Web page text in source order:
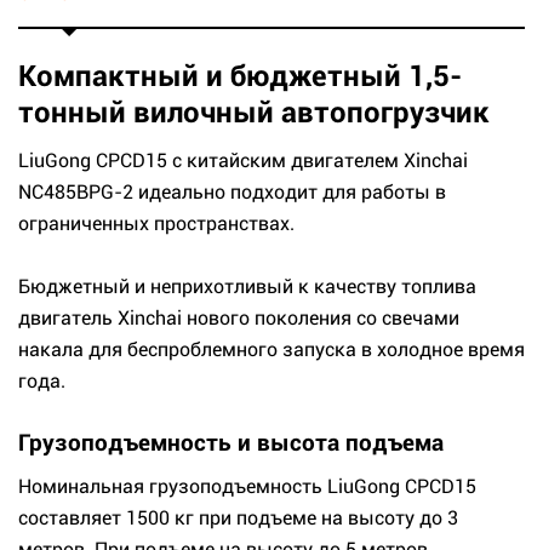
Компактный и бюджетный 1,5-
тонный вилочный автопогрузчик
LiuGong CPCD15 с китайским двигателем Xinchai
NC485BPG-2 идеально подходит для работы в
ограниченных пространствах.
Бюджетный и неприхотливый к качеству топлива
двигатель Xinchai нового поколения со свечами
накала для беспроблемного запуска в холодное время
года.
Грузоподъемность и высота подъема
Номинальная грузоподъемность LiuGong CPCD15
составляет 1500 кг при подъеме на высоту до 3